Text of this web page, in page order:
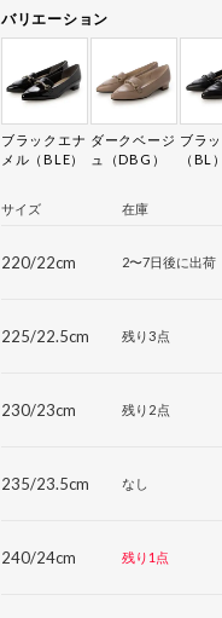
バリエーション
ブラックエナ
メル（BLE）
ダークベージ
ュ（DBG）
ブラ
（BL）
サイズ 在庫
220/22cm 2〜7日後に出荷
225/22.5cm 残り3点
230/23cm 残り2点
235/23.5cm なし
240/24cm 残り1点